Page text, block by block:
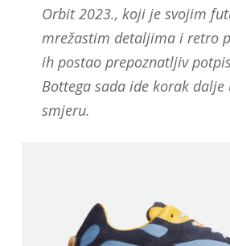
Orbit 2023., koji je svojim
mrežastim detaljima i retro
ih postao prepoznatljiv
Bottega sada ide korak dalje
smjeru.